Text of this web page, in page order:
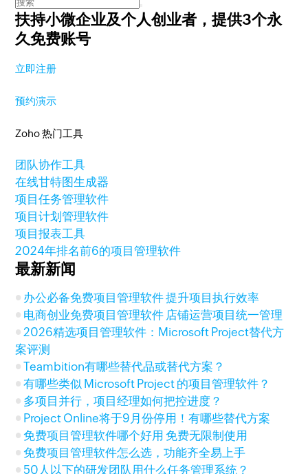
扶持小微企业及个人创业者，提供3个永
久免费账号
立即注册
预约演示
Zoho 热门工具
团队协作工具
在线甘特图生成器
项目任务管理软件
项目计划管理软件
项目报表工具
2024年排名前6的项目管理软件
最新新闻
办公必备免费项目管理软件 提升项目执行效率
电商创业免费项目管理软件 店铺运营项目统一管理
2026精选项目管理软件：Microsoft Project替代方
案评测
Teambition有哪些替代品或替代方案？
有哪些类似 Microsoft Project 的项目管理软件？
多项目并行，项目经理如何把控进度？
Project Online将于9月份停用！有哪些替代方案
免费项目管理软件哪个好用 免费无限制使用
免费项目管理软件怎么选，功能齐全易上手
50人以下的研发团队用什么任务管理系统？